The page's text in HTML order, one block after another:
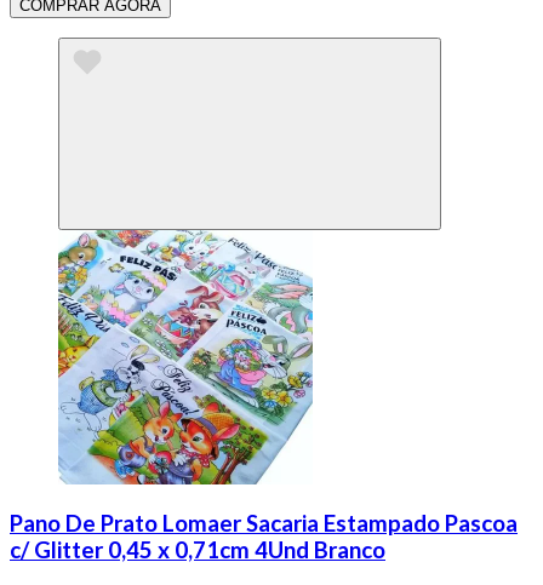
COMPRAR AGORA
Pano De Prato Lomaer Sacaria Estampado Pascoa
c/ Glitter 0,45 x 0,71cm 4Und Branco